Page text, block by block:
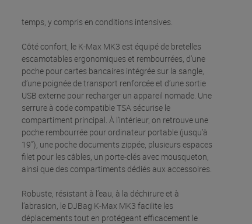
temps, y compris en conditions intensives.
Côté confort, le K-Max MK3 est équipé de bretelles
escamotables ergonomiques et rembourrées, d’une
poche pour cartes bancaires intégrée sur la sangle,
d’une poignée de transport renforcée et d’une sortie
USB externe pour recharger un appareil nomade. Une
serrure à code compatible TSA sécurise le
compartiment principal. À l’intérieur, on retrouve une
poche rembourrée pour ordinateur portable (jusqu’à
19"), une poche documents zippée, plusieurs espaces
filet pour les câbles, un porte-clés avec mousqueton,
ainsi que des compartiments dédiés aux accessoires.
Robuste, résistant à l’eau, à la déchirure et à
l’abrasion, le DJBag K-Max MK3 facilite les
déplacements tout en protégeant efficacement le